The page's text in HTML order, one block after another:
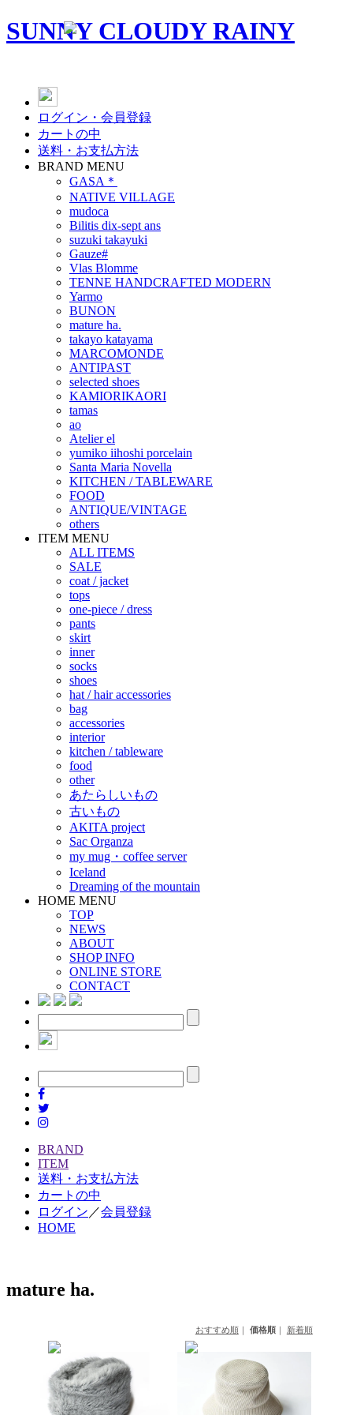
SUNNY CLOUDY RAINY
ログイン・会員登録
カートの中
送料・お支払方法
BRAND MENU
GASA＊
NATIVE VILLAGE
mudoca
Bilitis dix-sept ans
suzuki takayuki
Gauze#
Vlas Blomme
TENNE HANDCRAFTED MODERN
Yarmo
BUNON
mature ha.
takayo katayama
MARCOMONDE
ANTIPAST
selected shoes
KAMIORIKAORI
tamas
ao
Atelier el
yumiko iihoshi porcelain
Santa Maria Novella
KITCHEN / TABLEWARE
FOOD
ANTIQUE/VINTAGE
others
ITEM MENU
ALL ITEMS
SALE
coat / jacket
tops
one-piece / dress
pants
skirt
inner
socks
shoes
hat / hair accessories
bag
accessories
interior
kitchen / tableware
food
other
あたらしいもの
古いもの
AKITA project
Sac Organza
my mug・coffee server
Iceland
Dreaming of the mountain
HOME MENU
TOP
NEWS
ABOUT
SHOP INFO
ONLINE STORE
CONTACT
BRAND
ITEM
送料・お支払方法
カートの中
ログイン ／会員登録
HOME
mature ha.
おすすめ順｜ 価格順｜ 新着順